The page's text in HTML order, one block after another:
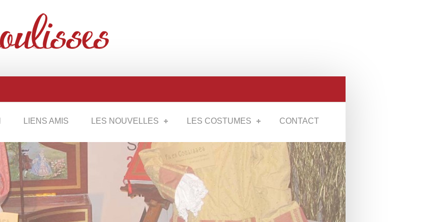
LIENS AMIS LES NOUVELLES LES COSTUMES CONTACT